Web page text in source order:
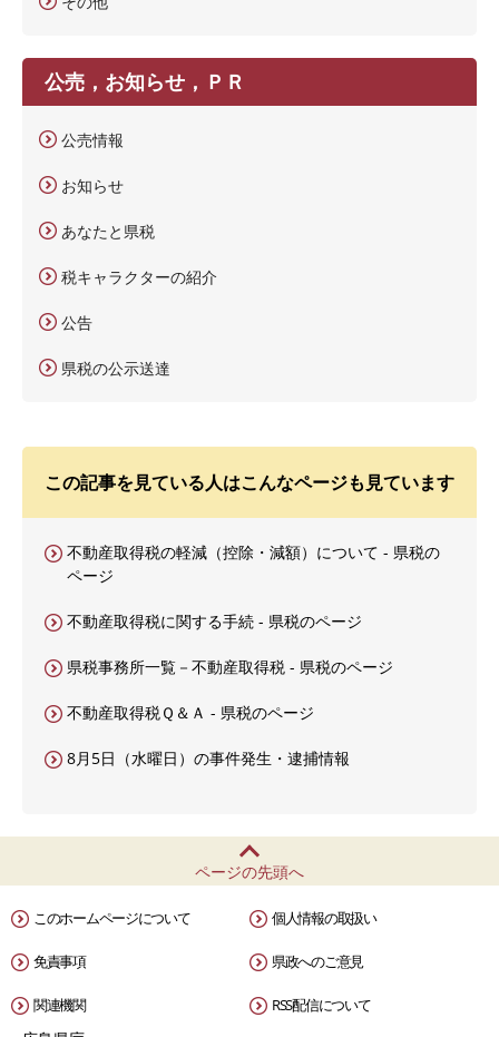
公売，お知らせ，ＰＲ
公売情報
お知らせ
あなたと県税
税キャラクターの紹介
公告
県税の公示送達
この記事を見ている人はこんなページも見ています
不動産取得税の軽減（控除・減額）について - 県税の
ページ
不動産取得税に関する手続 - 県税のページ
県税事務所一覧－不動産取得税 - 県税のページ
不動産取得税Ｑ＆Ａ - 県税のページ
8月5日（水曜日）の事件発生・逮捕情報
ページの先頭へ
このホームページについて 個人情報の取扱い
免責事項 県政へのご意見
関連機関 RSS配信について